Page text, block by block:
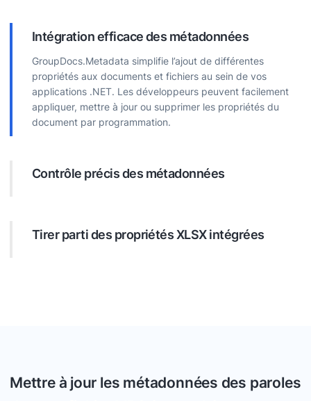
Intégration efficace des métadonnées
GroupDocs.Metadata simplifie l’ajout de différentes
propriétés aux documents et fichiers au sein de vos
applications .NET. Les développeurs peuvent facilement
appliquer, mettre à jour ou supprimer les propriétés du
document par programmation.
Contrôle précis des métadonnées
traiter efficacement toutes les données cachées placées
dans les fichiers professionnels.
Tirer parti des propriétés XLSX intégrées
Mettre à jour les métadonnées des paroles